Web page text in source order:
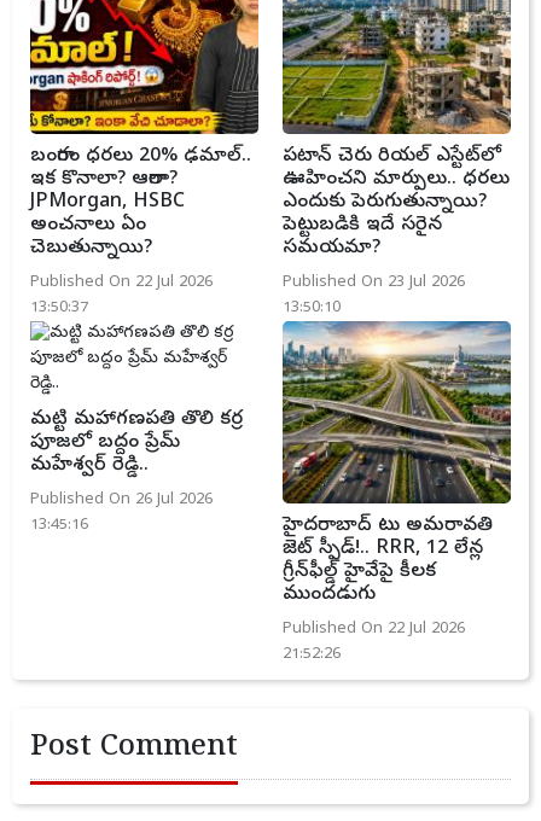
బంగారం ధరలు 20% ఢమాల్..
ఇక కొనాలా? ఆగాలా?
JPMorgan, HSBC
అంచనాలు ఏం
చెబుతున్నాయి?
Published On 22 Jul 2026
13:50:37
పటాన్ చెరు రియల్ ఎస్టేట్‌లో
ఊహించని మార్పులు.. ధరలు
ఎందుకు పెరుగుతున్నాయి?
పెట్టుబడికి ఇదే సరైన
సమయమా?
Published On 23 Jul 2026
13:50:10
మట్టి మహాగణపతి తొలి కర్ర
పూజలో బద్దం ప్రేమ్
మహేశ్వర్ రెడ్డి..
Published On 26 Jul 2026
13:45:16
హైదరాబాద్ టు అమరావతి
జెట్ స్పీడ్!.. RRR, 12 లేన్ల
గ్రీన్‌ఫీల్డ్ హైవేపై కీలక
ముందడుగు
Published On 22 Jul 2026
21:52:26
Post Comment